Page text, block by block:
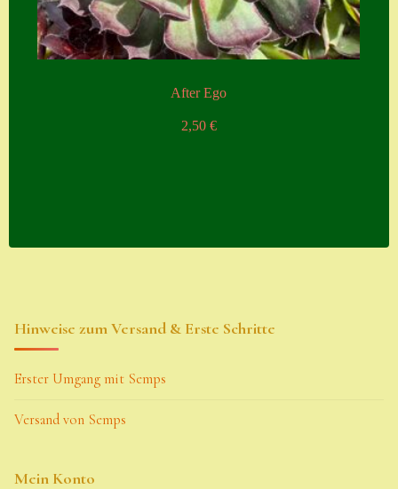
After Ego
2,50 €
Hinweise zum Versand & Erste Schritte
Erster Umgang mit Semps
Versand von Semps
Mein Konto